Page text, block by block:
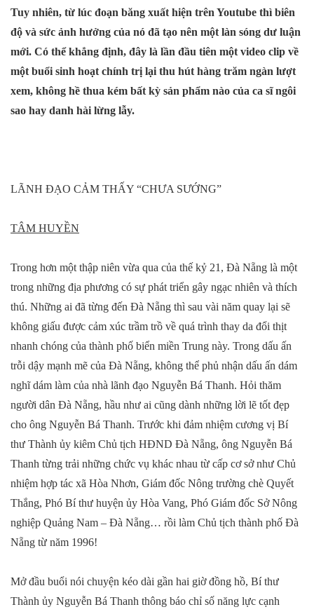
Tuy nhiên, từ lúc đoạn băng xuất hiện trên Youtube thì biên
độ và sức ảnh hưởng của nó đã tạo nên một làn sóng dư luận
mới. Có thể khẳng định, đây là lần đầu tiên một video clip về
một buổi sinh hoạt chính trị lại thu hút hàng trăm ngàn lượt
xem, không hề thua kém bất kỳ sản phẩm nào của ca sĩ ngôi
sao hay danh hài lừng lẫy.
LÃNH ĐẠO CẢM THẤY “CHƯA SƯỚNG”
TÂM HUYỀN
Trong hơn một thập niên vừa qua của thế kỷ 21, Đà Nẵng là một
trong những địa phương có sự phát triển gây ngạc nhiên và thích
thú. Những ai đã từng đến Đà Nẵng thì sau vài năm quay lại sẽ
không giấu được cảm xúc trầm trồ về quá trình thay da đổi thịt
nhanh chóng của thành phố biển miền Trung này. Trong dấu ấn
trỗi dậy mạnh mẽ của Đà Nẵng, không thể phủ nhận dấu ấn dám
nghĩ dám làm của nhà lãnh đạo Nguyễn Bá Thanh. Hỏi thăm
người dân Đà Nẵng, hầu như ai cũng dành những lời lẽ tốt đẹp
cho ông Nguyễn Bá Thanh. Trước khi đảm nhiệm cương vị Bí
thư Thành ủy kiêm Chủ tịch HĐND Đà Nẵng, ông Nguyễn Bá
Thanh từng trải những chức vụ khác nhau từ cấp cơ sở như Chủ
nhiệm hợp tác xã Hòa Nhơn, Giám đốc Nông trường chè Quyết
Thắng, Phó Bí thư huyện ủy Hòa Vang, Phó Giám đốc Sở Nông
nghiệp Quảng Nam – Đà Nẵng… rồi làm Chủ tịch thành phố Đà
Nẵng từ năm 1996!
Mở đầu buổi nói chuyện kéo dài gần hai giờ đồng hồ, Bí thư
Thành ủy Nguyễn Bá Thanh thông báo chỉ số năng lực cạnh